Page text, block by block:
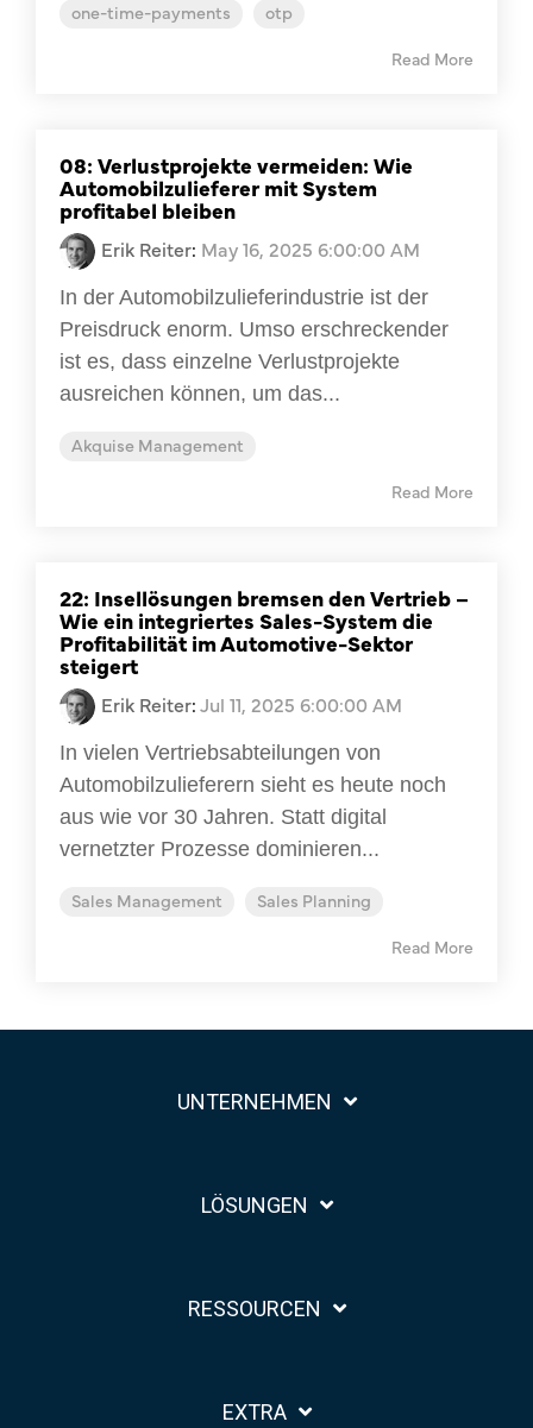
one-time-payments otp
Read More
08: Verlustprojekte vermeiden: Wie
Automobilzulieferer mit System
profitabel bleiben
Erik Reiter: May 16, 2025 6:00:00 AM
In der Automobilzulieferindustrie ist der
Preisdruck enorm. Umso erschreckender
ist es, dass einzelne Verlustprojekte
ausreichen können, um das...
Akquise Management
Read More
22: Insellösungen bremsen den Vertrieb –
Wie ein integriertes Sales-System die
Profitabilität im Automotive-Sektor
steigert
Erik Reiter: Jul 11, 2025 6:00:00 AM
In vielen Vertriebsabteilungen von
Automobilzulieferern sieht es heute noch
aus wie vor 30 Jahren. Statt digital
vernetzter Prozesse dominieren...
Sales Management Sales Planning
Read More
UNTERNEHMEN
LÖSUNGEN
RESSOURCEN
EXTRA